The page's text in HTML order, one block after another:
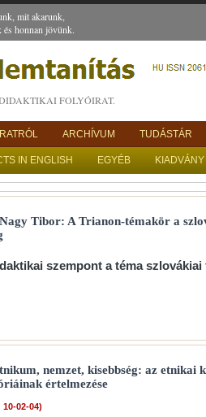
mit akarunk,
honnan jövünk.
FOLYÓIRAT.
ARCHÍVUM TUDÁSTÁR
IN ENGLISH EGYÉB
Tibor: A Trianon-témakör a
szempont a téma
nemzet, kisebbség: az etnikai
értelmezése
02-04)